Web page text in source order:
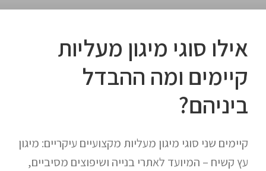
אילו סוגי מיגון מעליות
קיימים ומה ההבדל
ביניהם?
קיימים שני סוגי מיגון מעליות מקצועיים עיקריים: מיגון
עץ קשיח – המיועד לאתרי בנייה ושיפוצים מסיביים,